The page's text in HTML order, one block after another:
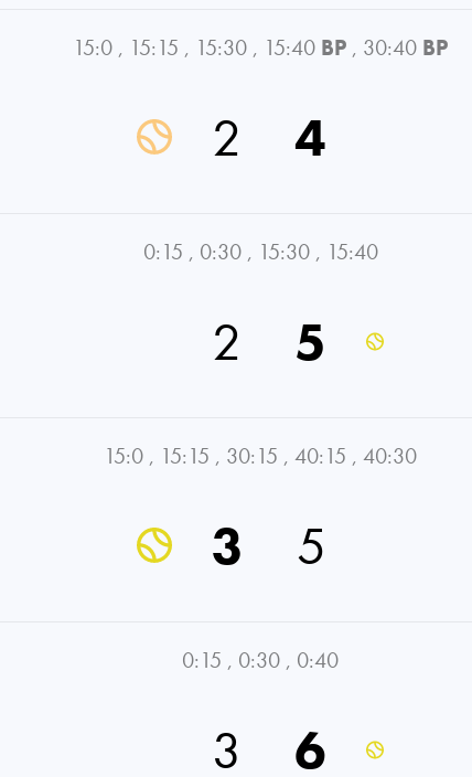
15:0 , 15:15 , 15:30 , 15:40 BP , 30:40 BP
2 4
0:15 , 0:30 , 15:30 , 15:40
2 5
15:0 , 15:15 , 30:15 , 40:15 , 40:30
3 5
0:15 , 0:30 , 0:40
3 6